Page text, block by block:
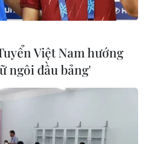
lấy đi tài sản trị giá
Việt Nam hướng
ngôi đầu bảng'